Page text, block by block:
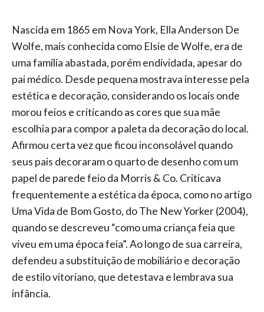
Nascida em 1865 em Nova York, Ella Anderson De
Wolfe, mais conhecida como Elsie de Wolfe, era de
uma família abastada, porém endividada, apesar do
pai médico. Desde pequena mostrava interesse pela
estética e decoração, considerando os locais onde
morou feios e criticando as cores que sua mãe
escolhia para compor a paleta da decoração do local.
Afirmou certa vez que ficou inconsolável quando
seus pais decoraram o quarto de desenho com um
papel de parede feio da Morris & Co. Criticava
frequentemente a estética da época, como no artigo
Uma Vida de Bom Gosto, do The New Yorker (2004),
quando se descreveu “como uma criança feia que
viveu em uma época feia”. Ao longo de sua carreira,
defendeu a substituição de mobiliário e decoração
de estilo vitoriano, que detestava e lembrava sua
infância.